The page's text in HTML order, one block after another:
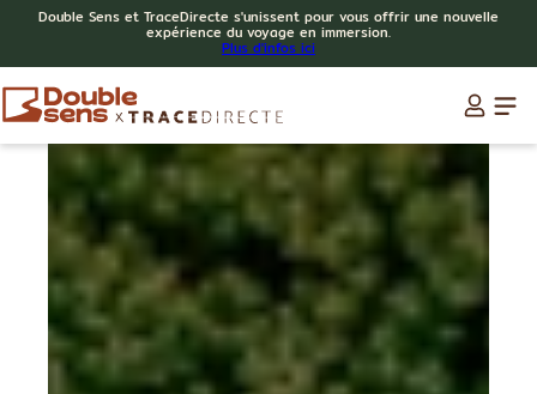
Double Sens et TraceDirecte s'unissent pour vous offrir une nouvelle
expérience du voyage en immersion.
Plus d'infos ici